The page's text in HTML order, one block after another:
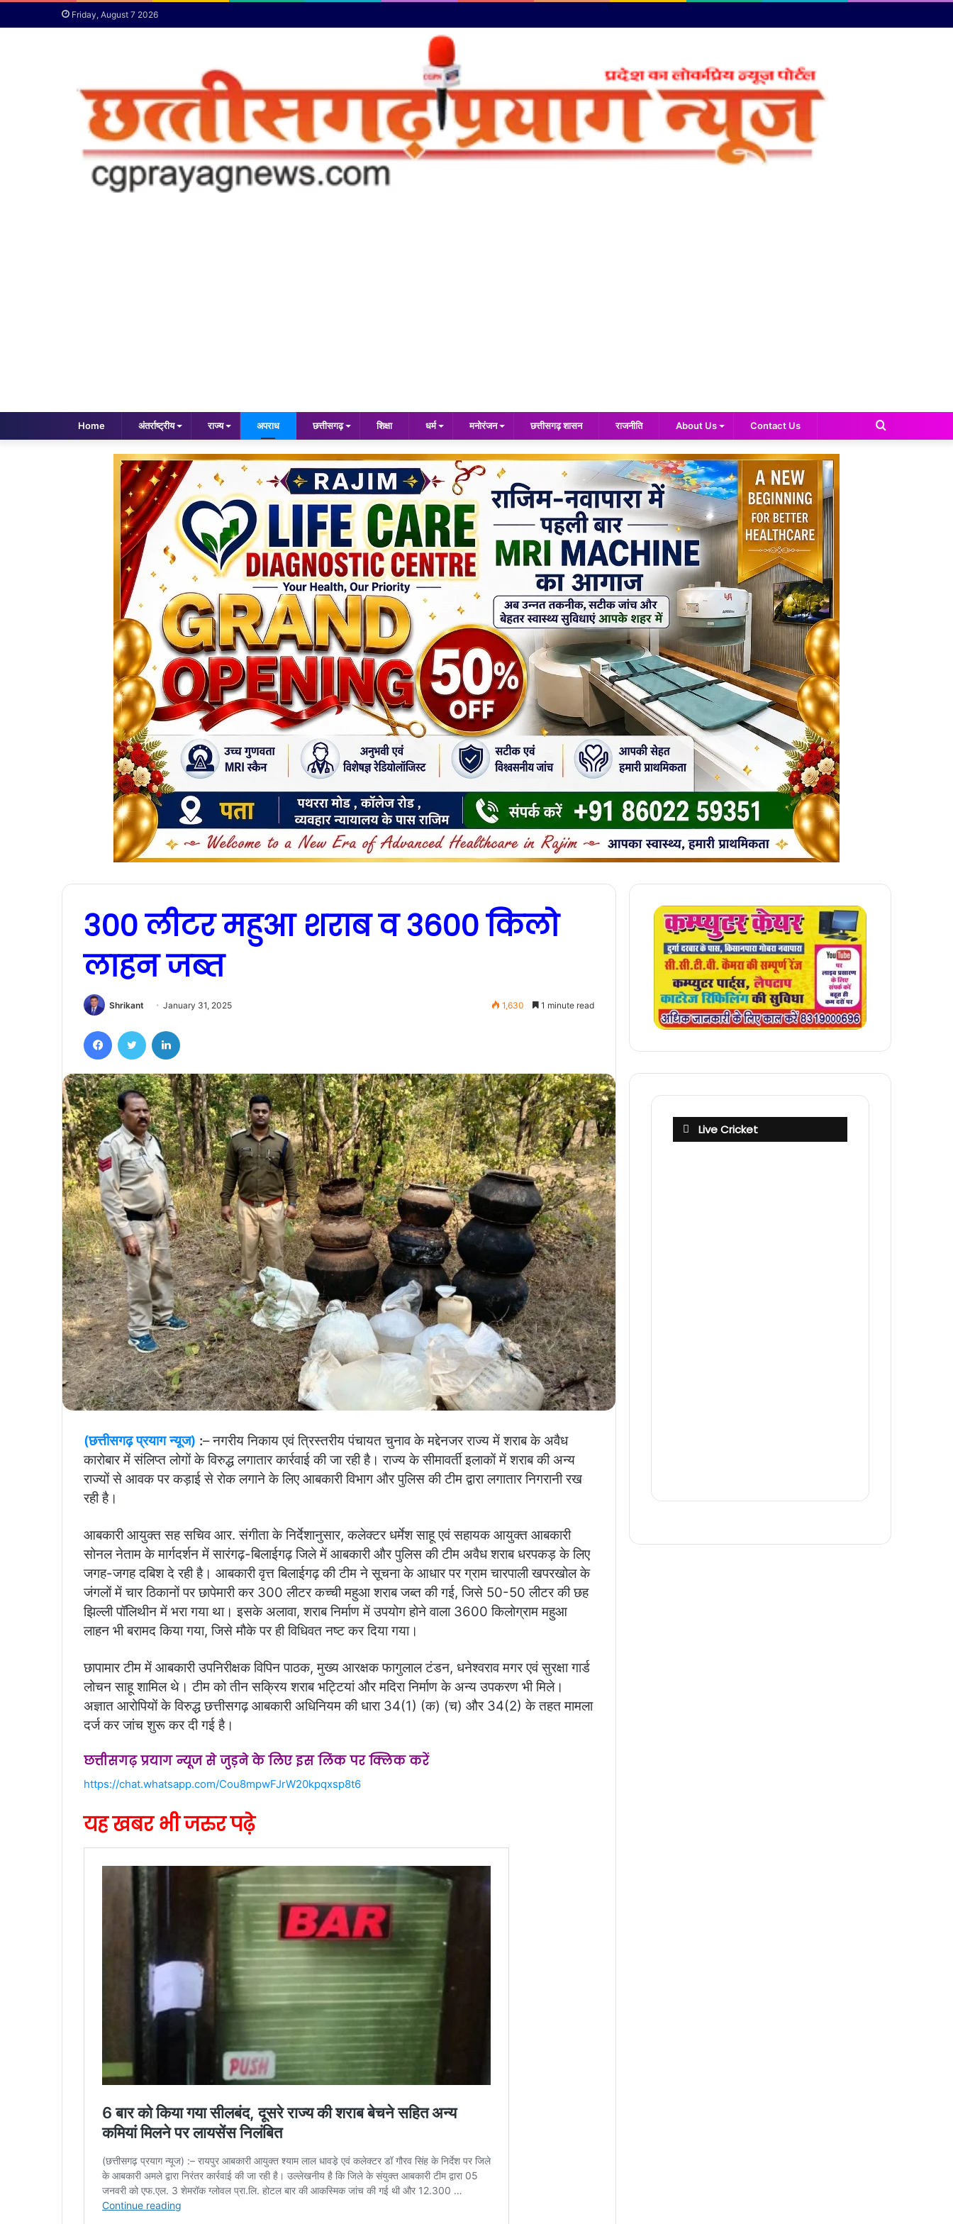
Friday, August 7 2026
Home अंतर्राष्ट्रीय राज्य अपराध छत्तीसगढ़ शिक्षा धर्म मनोरंजन छत्तीसगढ़ शासन राजनीति About Us Contact Us
Search
300 लीटर महुआ शराब व 3600 किलो
लाहन जब्त
Shrikant January 31, 2025 1,630 1 minute read
(छत्तीसगढ़ प्रयाग न्यूज) :– नगरीय निकाय एवं त्रिस्तरीय पंचायत चुनाव के मद्देनजर राज्य में शराब के अवैध
कारोबार में संलिप्त लोगों के विरुद्ध लगातार कार्रवाई की जा रही है। राज्य के सीमावर्ती इलाकों में शराब की अन्य
राज्यों से आवक पर कड़ाई से रोक लगाने के लिए आबकारी विभाग और पुलिस की टीम द्वारा लगातार निगरानी रख
रही है।
आबकारी आयुक्त सह सचिव आर. संगीता के निर्देशानुसार, कलेक्टर धर्मेश साहू एवं सहायक आयुक्त आबकारी
सोनल नेताम के मार्गदर्शन में सारंगढ़-बिलाईगढ़ जिले में आबकारी और पुलिस की टीम अवैध शराब धरपकड़ के लिए
जगह-जगह दबिश दे रही है। आबकारी वृत्त बिलाईगढ़ की टीम ने सूचना के आधार पर ग्राम चारपाली खपरखोल के
जंगलों में चार ठिकानों पर छापेमारी कर 300 लीटर कच्ची महुआ शराब जब्त की गई, जिसे 50-50 लीटर की छह
झिल्ली पॉलिथीन में भरा गया था। इसके अलावा, शराब निर्माण में उपयोग होने वाला 3600 किलोग्राम महुआ
लाहन भी बरामद किया गया, जिसे मौके पर ही विधिवत नष्ट कर दिया गया।
छापामार टीम में आबकारी उपनिरीक्षक विपिन पाठक, मुख्य आरक्षक फागुलाल टंडन, धनेश्वराव मगर एवं सुरक्षा गार्ड
लोचन साहू शामिल थे। टीम को तीन सक्रिय शराब भट्टियां और मदिरा निर्माण के अन्य उपकरण भी मिले।
अज्ञात आरोपियों के विरुद्ध छत्तीसगढ़ आबकारी अधिनियम की धारा 34(1) (क) (च) और 34(2) के तहत मामला
दर्ज कर जांच शुरू कर दी गई है।
छत्तीसगढ़ प्रयाग न्यूज से जुड़ने के लिए इस लिंक पर क्लिक करें
https://chat.whatsapp.com/Cou8mpwFJrW20kpqxsp8t6
यह खबर भी जरुर पढ़े
Live Cricket